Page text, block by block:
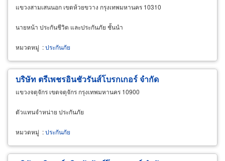
แขวงสามเสนนอก เขตห้วยขวาง กรุงเทพมหานคร 10310
นายหน้า ประกันชีวิต และประกันภัย ชั้นนำ
หมวดหมู่ :ประกันภัย
บริษัท ตรีเพชรอินชัวรันส์โบรกเกอร์ จำกัด
แขวงจตุจักร เขตจตุจักร กรุงเทพมหานคร 10900
ตัวแทนจำหน่าย ประกันภัย
หมวดหมู่ :ประกันภัย